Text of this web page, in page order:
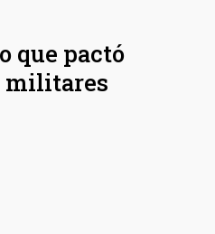
que pactó
militares